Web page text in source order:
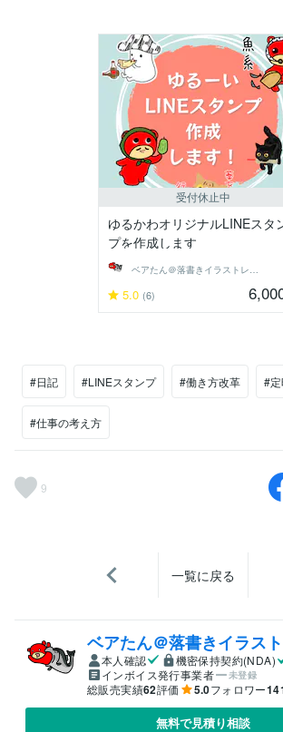
受付休止中
ゆるかわオリジナルLINEスタ
プを作成します
ベアたん＠落書きイラストレーター
5.0 (6)
#日記 #LINEスタンプ #働き方改革 #
#仕事の考え方
9
一覧に戻る
ベアたん＠落書きイラス
本人確認
機密保持契約(NDA)
インボイス発行事業者
未登録
総販売実績62評価 5.0フォロワー
無料で見積り相談